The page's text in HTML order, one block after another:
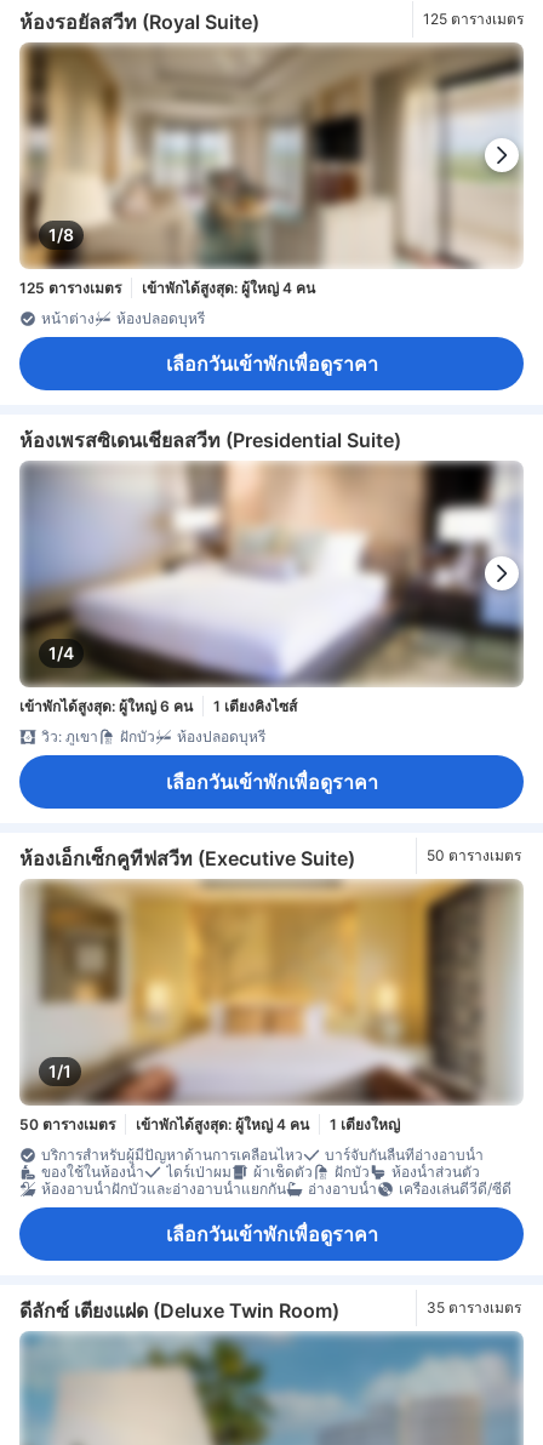
ห้องรอยัลสวีท (Royal Suite) 125 ตารางเมตร
1/8
125 ตารางเมตร
เข้าพักได้สูงสุด: ผู้ใหญ่ 4 คน
หน้าต่าง
ห้องปลอดบุหรี่
เลือกวันเข้าพักเพื่อดูราคา
ห้องเพรสซิเดนเชียลสวีท (Presidential Suite)
1/4
เข้าพักได้สูงสุด: ผู้ใหญ่ 6 คน
1 เตียงคิงไซส์
วิว: ภูเขา
ฝักบัว ห้องปลอดบุหรี่
เลือกวันเข้าพักเพื่อดูราคา
ห้องเอ็กเซ็กคูทีฟสวีท (Executive Suite) 50 ตารางเมตร
1/1
50 ตารางเมตร เข้าพักได้สูงสุด: ผู้ใหญ่ 4 คน
1 เตียงใหญ่
บริการสำหรับผู้มีปัญหาด้านการเคลื่อนไหว
บาร์จับกันลื่นที่อ่างอาบน้ำ
ของใช้ในห้องน้ำ
ไดร์เป่าผม ผ้าเช็ดตัว ฝักบัว
ห้องน้ำส่วนตัว
ห้องอาบน้ำฝักบัวและอ่างอาบน้ำแยกกัน
อ่างอาบน้ำ เครื่องเล่นดีวีดี/ซีดี
เลือกวันเข้าพักเพื่อดูราคา
ดีลักซ์ เตียงแฝด (Deluxe Twin Room) 35 ตารางเมตร